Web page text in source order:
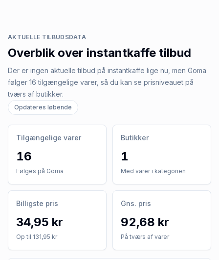
AKTUELLE TILBUDSDATA
Overblik over instantkaffe tilbud
Der er ingen aktuelle tilbud på instantkaffe lige nu, men Goma
følger 16 tilgængelige varer, så du kan se prisniveauet på
tværs af butikker.
Opdateres løbende
Tilgængelige varer
16
Følges på Goma
Butikker
1
Med varer i kategorien
Billigste pris
34,95 kr
Op til 131,95 kr
Gns. pris
92,68 kr
På tværs af varer